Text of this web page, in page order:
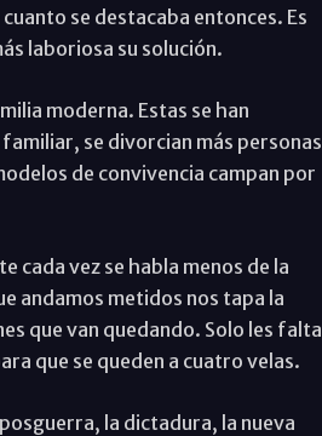
se destacaba entonces. Es
laboriosa su solución.
moderna. Estas se han
se divorcian más personas
de convivencia campan por
cada vez se habla menos de la
andamos metidos nos tapa la
que van quedando. Solo les falta
que se queden a cuatro velas.
la dictadura, la nueva